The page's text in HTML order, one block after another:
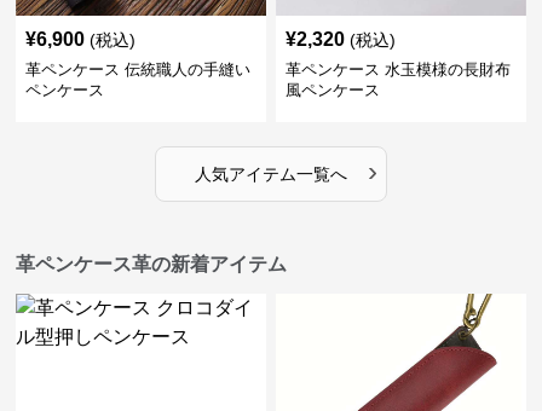
¥6,900 (税込)
革ペンケース 伝統職人の手縫い
ペンケース
¥2,320 (税込)
革ペンケース 水玉模様の長財布
風ペンケース
人気アイテム一覧へ ›
革ペンケース革の新着アイテム